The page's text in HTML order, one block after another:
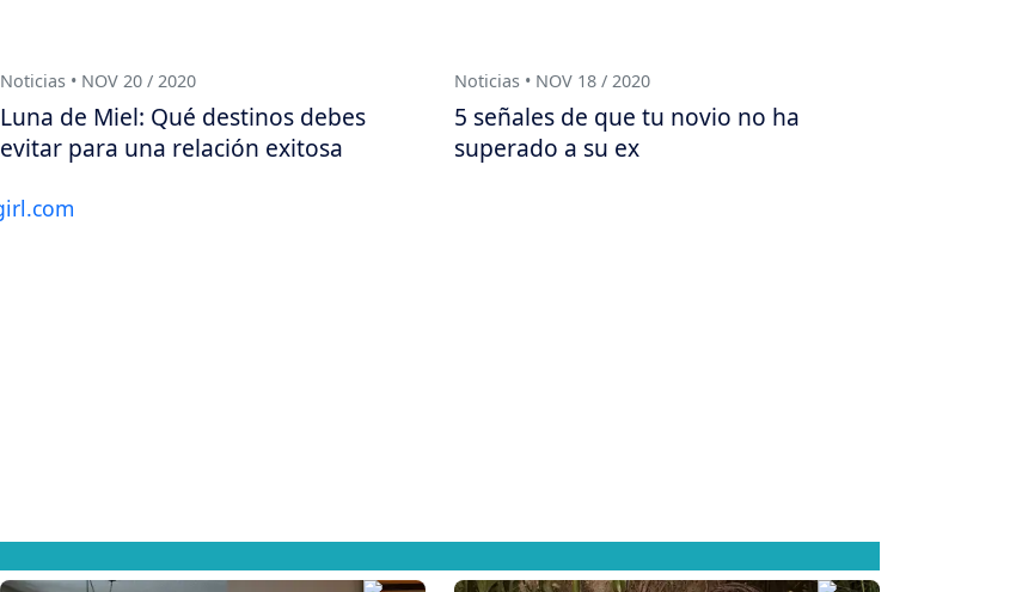
Noticias • NOV 20 / 2020
Luna de Miel: Qué destinos debes
evitar para una relación exitosa
Noticias • NOV 18 / 2020
5 señales de que tu novio no ha
superado a su ex